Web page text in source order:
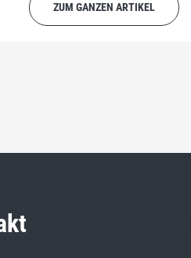
ZUM GANZEN ARTIKEL